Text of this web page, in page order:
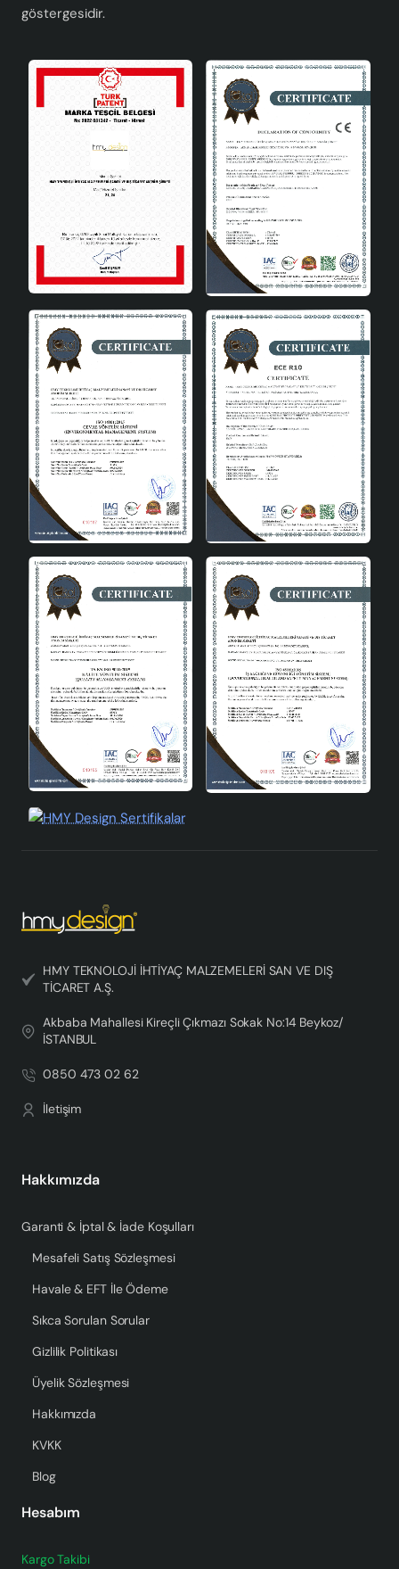
göstergesidir.
HMY TEKNOLOJİ İHTİYAÇ MALZEMELERİ SAN VE DIŞ
TİCARET A.Ş.
Akbaba Mahallesi Kireçli Çıkmazı Sokak No:14 Beykoz/
İSTANBUL
0850 473 02 62
İletişim
Hakkımızda
Garanti & İptal & İade Koşulları
Mesafeli Satış Sözleşmesi
Havale & EFT İle Ödeme
Sıkca Sorulan Sorular
Gizlilik Politikası
Üyelik Sözleşmesi
Hakkımızda
KVKK
Blog
Hesabım
Kargo Takibi